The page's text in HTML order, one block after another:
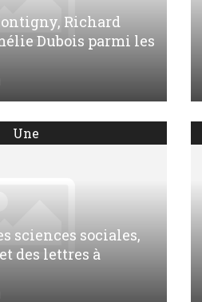
Richard
Dubois parmi les
Une
sciences sociales,
des lettres à